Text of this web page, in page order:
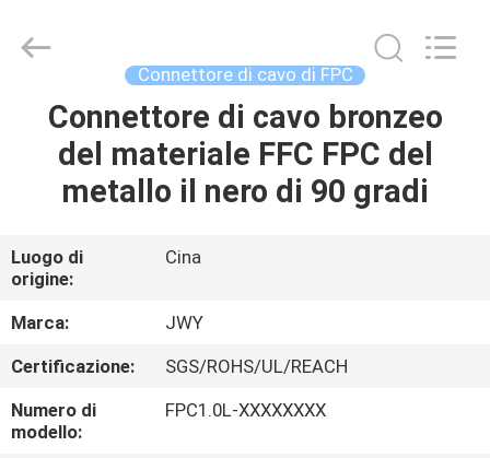
CASA
PRODOTTI
CIRCA
NOI
GIRO
DELLA
FABBRICA
Electronic
Connettore di cavo di FPC
Connettore di cavo bronzeo
del materiale FFC FPC del
metallo il nero di 90 gradi
Luogo di
origine:
Cina
Marca:
JWY
Certificazione:
SGS/ROHS/UL/REACH
Numero di
modello:
FPC1.0L-XXXXXXXX